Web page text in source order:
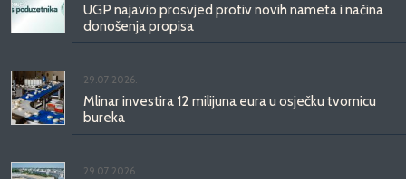
UGP najavio prosvjed protiv novih nameta i načina
donošenja propisa
29.07.2026.
Mlinar investira 12 milijuna eura u osječku tvornicu
bureka
29.07.2026.